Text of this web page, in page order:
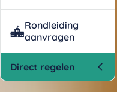
Rondleiding
aanvragen
Direct regelen